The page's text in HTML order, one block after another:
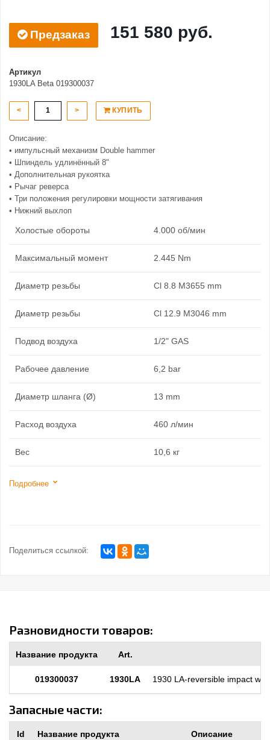
Предзаказ 151 580 руб.
Артикул
1930LA Beta 019300037
< > КУПИТЬ
Описание:
• импульсный механизм Double hammer
• Шпиндель удлинённый 8"
• Дополнительная рукоятка
• Рычаг реверса
• Три положения регулировки мощности затягивания
• Нижний выхлоп
Холостые обороты 4.000 об/мин
Максимальный момент 2.445 Nm
Диаметр резьбы Cl 8.8 M3655 mm
Диаметр резьбы Cl 12.9 M3046 mm
Подвод воздуха 1/2" GAS
Рабочее давление 6,2 bar
Диаметр шланга (Ø) 13 mm
Расход воздуха 460 л/мин
Вес 10,6 кг
Подробнее
Поделиться ссылкой:
Разновидности товаров:
Название продукта Art.
019300037 1930LA 1930 LA-reversible impact
Запасные части:
Id Название продукта Описание